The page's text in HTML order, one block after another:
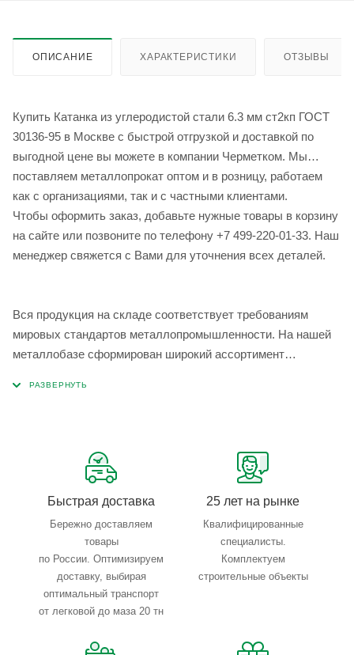
ОПИСАНИЕ ХАРАКТЕРИСТИКИ ОТЗЫВЫ
Купить Катанка из углеродистой стали 6.3 мм ст2кп ГОСТ
30136-95 в Москве с быстрой отгрузкой и доставкой по
выгодной цене вы можете в компании Черметком. Мы
поставляем металлопрокат оптом и в розницу, работаем
как с организациями, так и с частными клиентами.
Чтобы оформить заказ, добавьте нужные товары в корзину
на сайте или позвоните по телефону +7 499-220-01-33. Наш
менеджер свяжется с Вами для уточнения всех деталей.
Вся продукция на складе соответствует требованиям
мировых стандартов металлопромышленности. На нашей
металлобазе сформирован широкий ассортимент
Быстрая доставка
Бережно доставляем
товары
по России. Оптимизируем
доставку, выбирая
оптимальный транспорт
от легковой до маза 20 тн
25 лет на рынке
Квалифицированные
специалисты.
Комплектуем
строительные объекты